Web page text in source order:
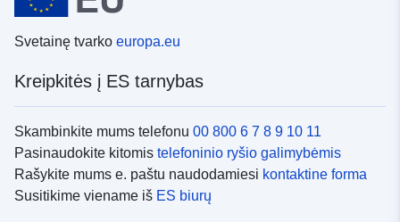
Svetainę tvarko europa.eu
Kreipkitės į ES tarnybas
Skambinkite mums telefonu 00 800 6 7 8 9 10 11
Pasinaudokite kitomis telefoninio ryšio galimybėmis
Rašykite mums e. paštu naudodamiesi kontaktine forma
Susitikime viename iš ES biurų